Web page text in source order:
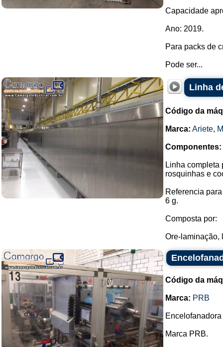
Capacidade
Ano: 2019.
Para packs de
Pode ser...
Linha
Código da
Marca: Ariete,
Componentes:
Linha completa
rosquinhas e
Referencia
6 g.
Composta por:
Ore-laminação,
Código da
Marca: PRB
Marca PRB.